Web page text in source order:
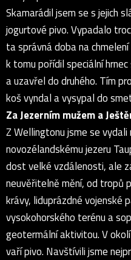
Skamarádil jsem se s jejich
jogurtové pivo. Vypadalo
ta správná doba na
k tomu pořídil speciální
a uzavřel do druhého. Tím
koš vyndal a vysypal do
Za Jezerním mužem a
Z Wellingtonu jsme se
novozélandskému jezeru
dost velké vzdálenosti, ale
neuvěřitelně mění, od tropů
krávy, liduprázdné vojenské
vysokohorského terénu a
geotermální aktivitou. V
vaří pivo. Navštívili jsme